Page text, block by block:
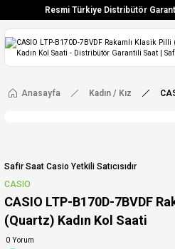
Resmi Türkiye Distribütör
Vade Farksız
Aynı Gün Stoktan
Ücretsiz
Anasayfa Kadın / Kız
Safir Saat Casio Yetkili Satıcısıdır
CASIO
CASIO LTP-B170D-7BVDF
(Quartz) Kadın Kol Saati
0 Yorum